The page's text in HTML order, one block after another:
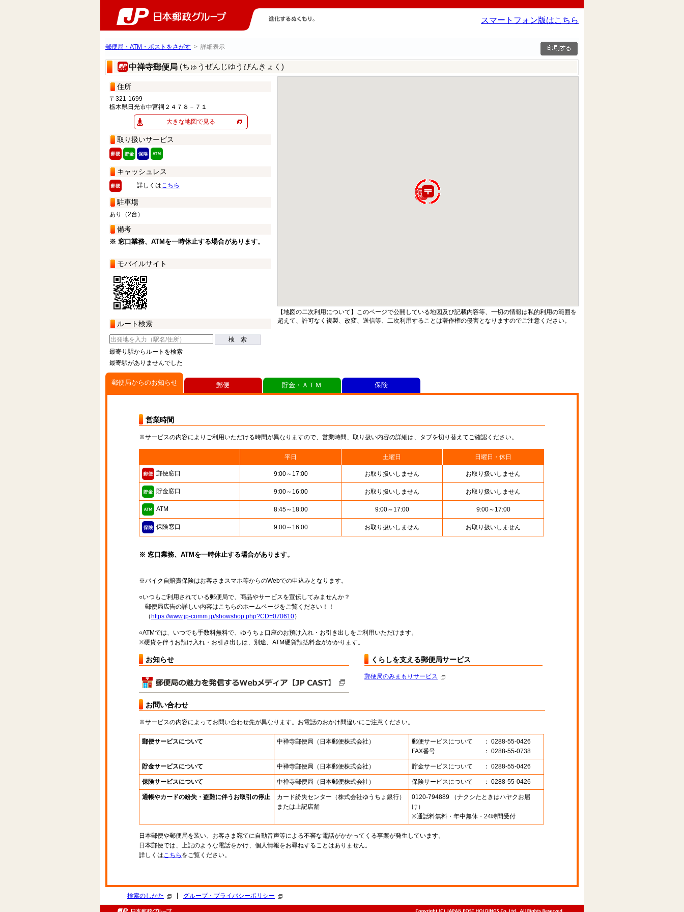
スマートフォン版はこちら
郵便局・ATM・ポストをさがす > 詳細表示
中禅寺郵便局 (ちゅうぜんじゆうびんきょく)
住所
〒321-1699
栃木県日光市中宮祠２４７８－７１
大きな地図で見る
取り扱いサービス
キャッシュレス
詳しくはこちら
駐車場
あり（2台）
備考
※ 窓口業務、ATMを一時休止する場合があります。
モバイルサイト
ルート検索
検 索
最寄り駅からルートを検索
最寄駅がありませんでした
【地図の二次利用について】このページで公開している地図及び記載内容等、一切の情報は私的利用の範囲を
超えて、許可なく複製、改変、送信等、二次利用することは著作権の侵害となりますのでご注意ください。
郵便局からのお知らせ
営業時間
※サービスの内容によりご利用いただける時間が異なりますので、営業時間、取り扱い内容の詳細は、タブを切り替えてご確認ください。
平日 土曜日 日曜日・休日
郵便窓口 9:00～17:00 お取り扱いしません お取り扱いしません
貯金窓口 9:00～16:00 お取り扱いしません お取り扱いしません
ATM 8:45～18:00 9:00～17:00 9:00～17:00
保険窓口 9:00～16:00 お取り扱いしません お取り扱いしません
※ 窓口業務、ATMを一時休止する場合があります。
※バイク自賠責保険はお客さまスマホ等からのWebでの申込みとなります。
○いつもご利用されている郵便局で、商品やサービスを宣伝してみませんか？
郵便局広告の詳しい内容はこちらのホームページをご覧ください！！
（ https://www.jp-comm.jp/showshop.php?CD=070610）
○ATMでは、いつでも手数料無料で、ゆうちょ口座のお預け入れ・お引き出しをご利用いただけます。
※硬貨を伴うお預け入れ・お引き出しは、別途、ATM硬貨預払料金がかかります。
お知らせ くらしを支える郵便局サービス
郵便局のみまもりサービス
お問い合わせ
※サービスの内容によってお問い合わせ先が異なります。お電話のおかけ間違いにご注意ください。
郵便サービスについて 中禅寺郵便局 （日本郵便株式会社） 郵便サービスについて
： 0288-55-0426
FAX番号
： 0288-55-0738
貯金サービスについて 中禅寺郵便局 （日本郵便株式会社） 貯金サービスについて ： 0288-55-0426
保険サービスについて 中禅寺郵便局 （日本郵便株式会社） 保険サービスについて ： 0288-55-0426
通帳やカードの紛失・盗難に伴うお取引の停止 カード紛失センター （株式会社ゆうちょ銀行）
または上記店舗
0120-794889 （ナクシたときはハヤクお届
け）
※通話料無料・年中無休・24時間受付
日本郵便や郵便局を装い、お客さま宛てに自動音声等による不審な電話がかかってくる事案が発生しています。
日本郵便では、上記のような電話をかけ、個人情報をお尋ねすることはありません。
詳しくはこちら をご覧ください。
郵便 貯金・ＡＴＭ 保険
検索のしかた グループ・プライバシーポリシー